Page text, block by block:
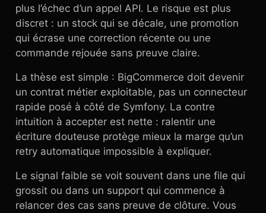
plus l’échec d’un appel API. Le risque est plus
discret : un stock qui se décale, une promotion
qui écrase une correction récente ou une
commande rejouée sans preuve claire.
La thèse est simple : BigCommerce doit devenir
un contrat métier exploitable, pas un connecteur
rapide posé à côté de Symfony. La contre
intuition à accepter est nette : ralentir une
écriture douteuse protège mieux la marge qu’un
retry automatique impossible à expliquer.
Le signal faible se voit souvent dans une file qui
grossit ou dans un support qui commence à
relancer des cas sans preuve de clôture. Vous